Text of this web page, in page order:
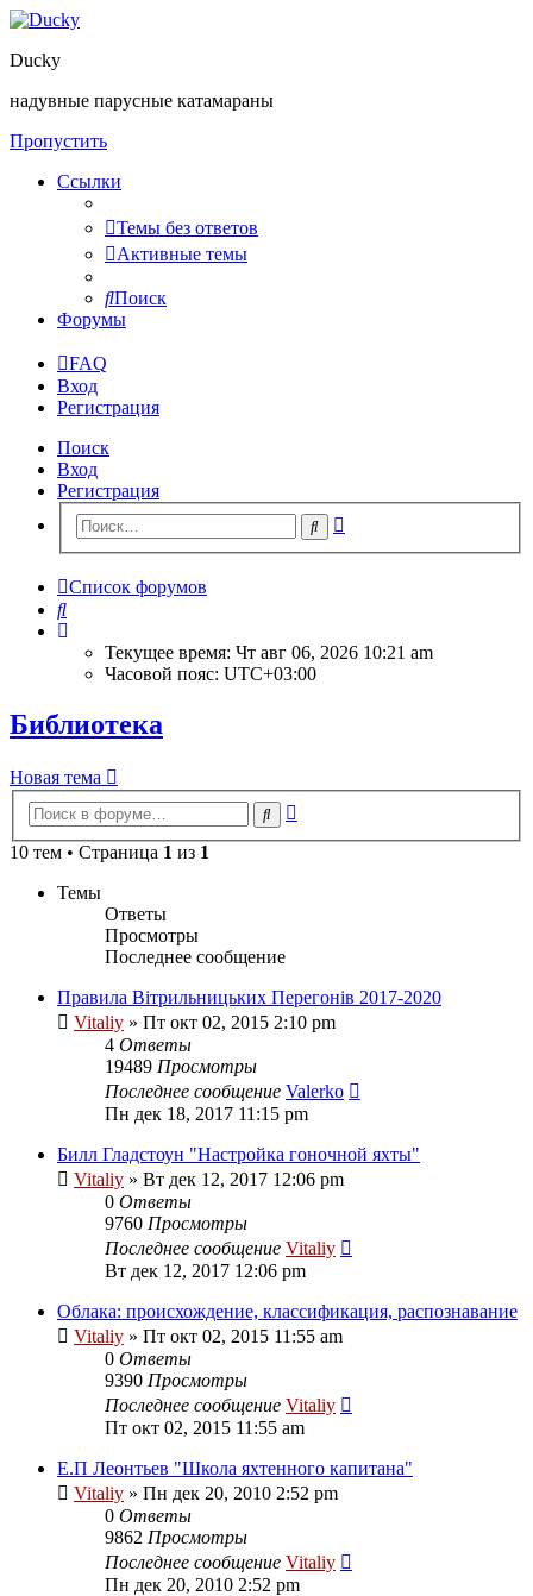
Ducky
надувные парусные катамараны
Пропустить
Ссылки
Темы без ответов
Активные темы
Поиск
Форумы
FAQ
Вход
Регистрация
Поиск
Вход
Регистрация
Поиск
Список форумов
Поиск
Текущее время: Чт авг 06, 2026 10:21 am
Часовой пояс: UTC+03:00
Библиотека
Новая тема
Поиск
10 тем • Страница 1 из 1
Темы
Ответы
Просмотры
Последнее сообщение
Правила Вітрильницьких Перегонів 2017-2020
Vitaliy » Пт окт 02, 2015 2:10 pm
4 Ответы
19489 Просмотры
Последнее сообщение Valerko
Пн дек 18, 2017 11:15 pm
Билл Гладстоун "Настройка гоночной яхты"
Vitaliy » Вт дек 12, 2017 12:06 pm
0 Ответы
9760 Просмотры
Последнее сообщение Vitaliy
Вт дек 12, 2017 12:06 pm
Облака: происхождение, классификация, распознавание
Vitaliy » Пт окт 02, 2015 11:55 am
0 Ответы
9390 Просмотры
Последнее сообщение Vitaliy
Пт окт 02, 2015 11:55 am
Е.П Леонтьев "Школа яхтенного капитана"
Vitaliy » Пн дек 20, 2010 2:52 pm
0 Ответы
9862 Просмотры
Последнее сообщение Vitaliy
Пн дек 20, 2010 2:52 pm